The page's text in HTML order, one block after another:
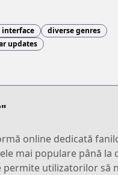
diverse genres
updates
online dedicată
mai populare până
utilizatorilor să